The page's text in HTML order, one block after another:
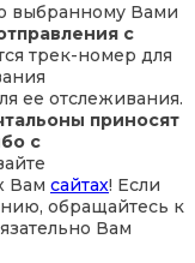
выбранному Вами
с
трек-номер для
ее отслеживания.
приносят
с
Вам сайтах! Если
обращайтесь к
Вам